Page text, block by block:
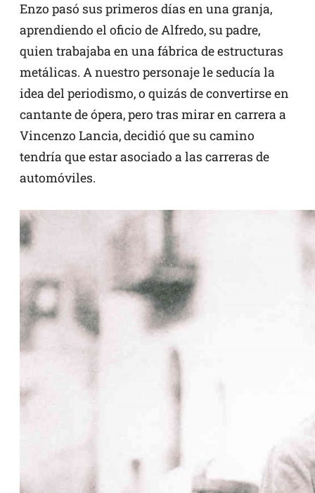
Enzo pasó sus primeros días en una granja,
aprendiendo el oficio de Alfredo, su padre,
quien trabajaba en una fábrica de estructuras
metálicas. A nuestro personaje le seducía la
idea del periodismo, o quizás de convertirse en
cantante de ópera, pero tras mirar en carrera a
Vincenzo Lancia, decidió que su camino
tendría que estar asociado a las carreras de
automóviles.